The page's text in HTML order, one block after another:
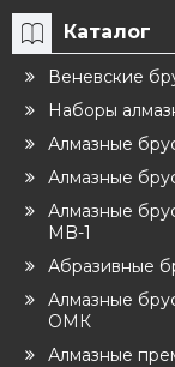
Каталог
Веневские
Наборы
Алмазные
Алмазные
Алмазные
MB-1
Абразивные
Алмазные
ОМК
Алмазные